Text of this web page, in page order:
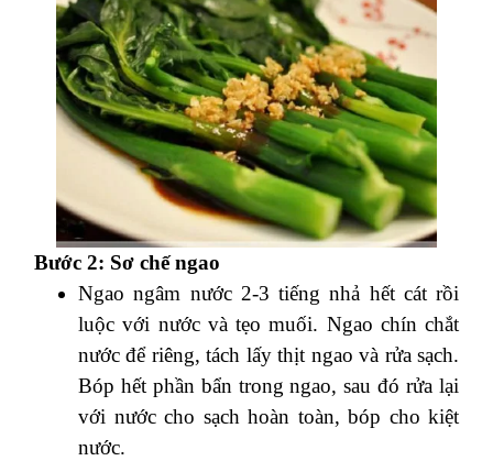
Bước 2: Sơ chế ngao
Ngao ngâm nước 2-3 tiếng nhả hết cát rồi
luộc với nước và tẹo muối. Ngao chín chắt
nước để riêng, tách lấy thịt ngao và rửa sạch.
Bóp hết phần bẩn trong ngao, sau đó rửa lại
với nước cho sạch hoàn toàn, bóp cho kiệt
nước.